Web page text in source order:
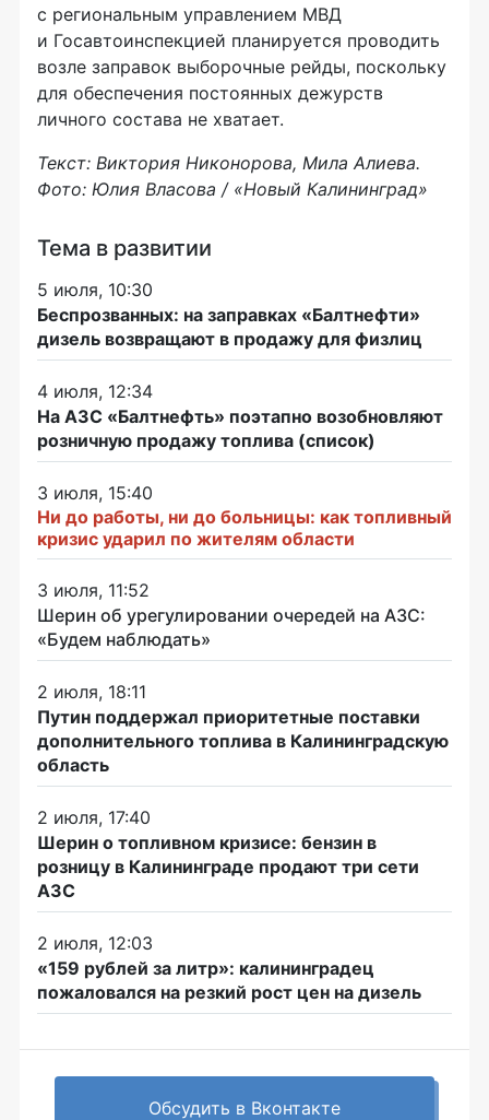
с региональным управлением МВД
и Госавтоинспекцией планируется проводить
возле заправок выборочные рейды, поскольку
для обеспечения постоянных дежурств
личного состава не хватает.
Текст: Виктория Никонорова, Мила Алиева.
Фото: Юлия Власова / «Новый Калининград»
Тема в развитии
5 июля, 10:30
Беспрозванных: на заправках «Балтнефти»
дизель возвращают в продажу для физлиц
4 июля, 12:34
На АЗС «Балтнефть» поэтапно возобновляют
розничную продажу топлива (список)
3 июля, 15:40
Ни до работы, ни до больницы: как топливный
кризис ударил по жителям области
3 июля, 11:52
Шерин об урегулировании очередей на АЗС:
«Будем наблюдать»
2 июля, 18:11
Путин поддержал приоритетные поставки
дополнительного топлива в Калининградскую
область
2 июля, 17:40
Шерин о топливном кризисе: бензин в
розницу в Калининграде продают три сети
АЗС
2 июля, 12:03
«159 рублей за литр»: калининградец
пожаловался на резкий рост цен на дизель
Обсудить в Вконтакте